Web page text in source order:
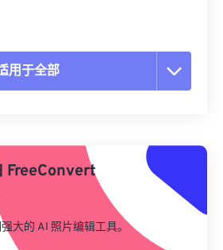
用于全部
FreeConvert
大的 AI 照片编辑工具。